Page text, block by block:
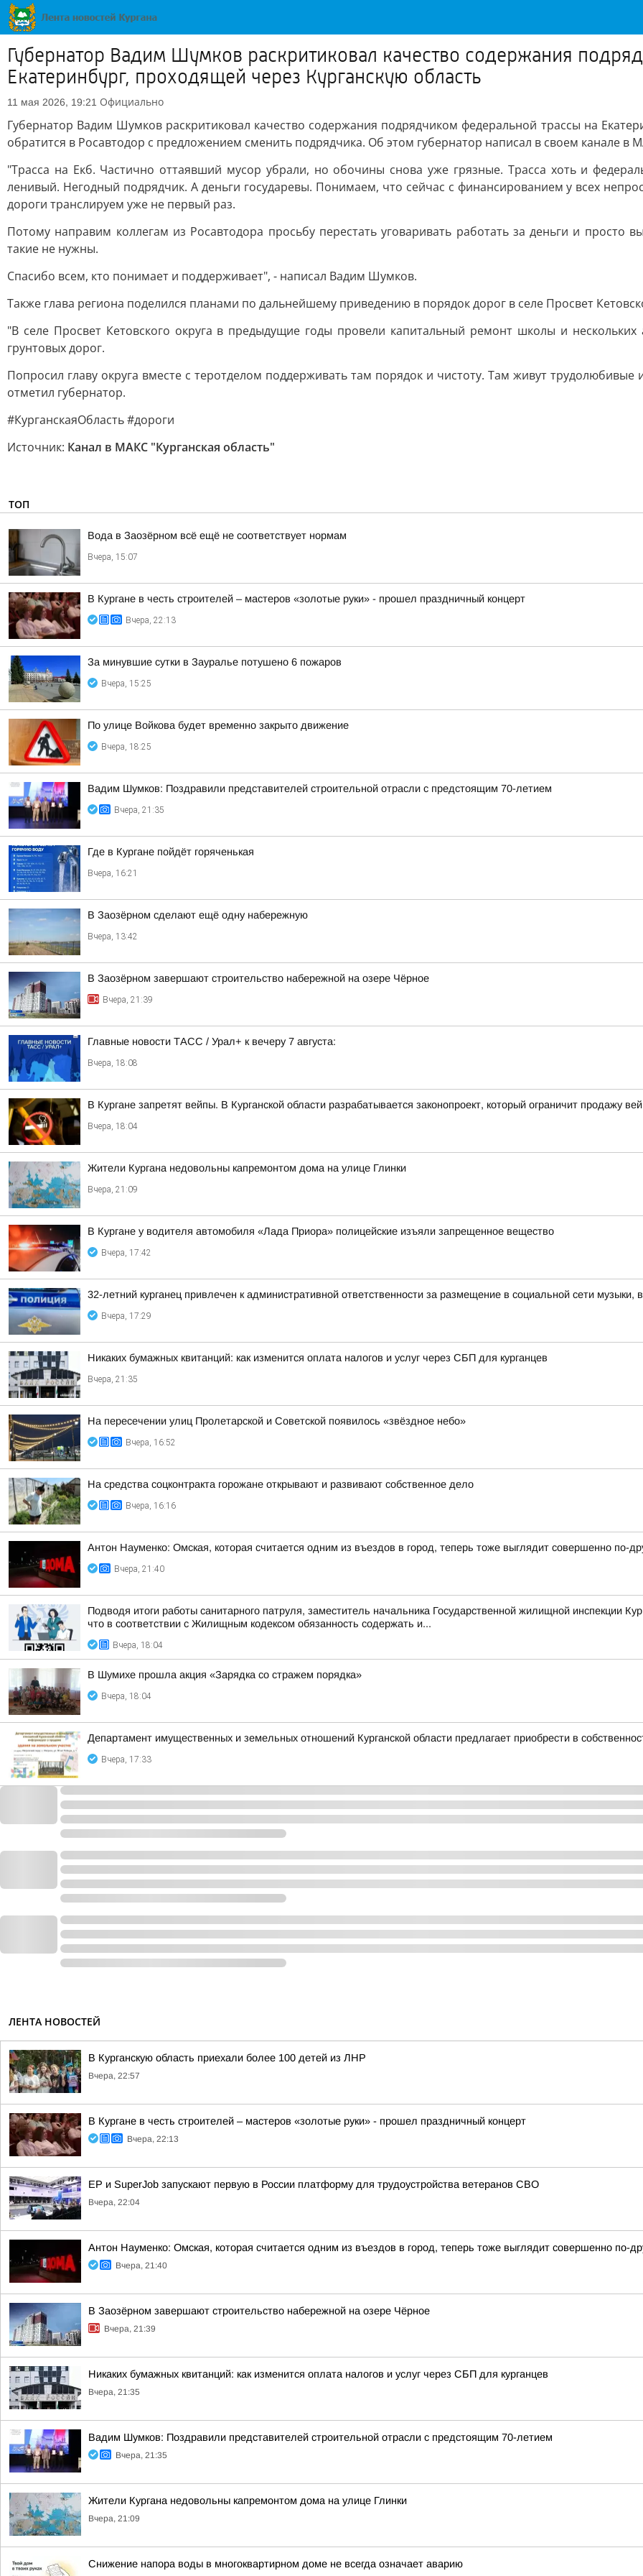
Губернатор Вадим Шумков раскритиковал качество содержания
Екатеринбург, проходящей через Курганскую область
11 мая 2026, 19:21 Официально
Губернатор Вадим Шумков раскритиковал качество содержания подрядчиком федеральной трассы на
обратится в Росавтодор с предложением сменить подрядчика. Об этом губернатор написал в своем канале в
"Трасса на Екб. Частично оттаявший мусор убрали, но обочины снова уже грязные. Трасса хоть и
ленивый. Негодный подрядчик. А деньги государевы. Понимаем, что сейчас с финансированием у всех
дороги транслируем уже не первый раз.
Потому направим коллегам из Росавтодора просьбу перестать уговаривать работать за деньги и просто
такие не нужны.
Спасибо всем, кто понимает и поддерживает", - написал Вадим Шумков.
Также глава региона поделился планами по дальнейшему приведению в порядок дорог в селе Просвет
"В селе Просвет Кетовского округа в предыдущие годы провели капитальный ремонт школы и
грунтовых дорог.
Попросил главу округа вместе с теротделом поддерживать там порядок и чистоту. Там живут
отметил губернатор.
#КурганскаяОбласть #дороги
Источник: Канал в МАКС "Курганская область"
ТОП
Вода в Заозёрном всё ещё не соответствует нормам
Вчера, 15:07
В Кургане в честь строителей – мастеров «золотые руки» - прошел праздничный концерт
Вчера, 22:13
За минувшие сутки в Зауралье потушено 6 пожаров
Вчера, 15:25
По улице Войкова будет временно закрыто движение
Вчера, 18:25
Вадим Шумков: Поздравили представителей строительной отрасли с предстоящим 70-летием
Вчера, 21:35
Где в Кургане пойдёт горяченькая
Вчера, 16:21
В Заозёрном сделают ещё одну набережную
Вчера, 13:42
В Заозёрном завершают строительство набережной на озере Чёрное
Вчера, 21:39
Главные новости ТАСС / Урал+ к вечеру 7 августа:
Вчера, 18:08
В Кургане запретят вейпы. В Курганской области разрабатывается законопроект, который ограничит продажу
Вчера, 18:04
Жители Кургана недовольны капремонтом дома на улице Глинки
Вчера, 21:09
В Кургане у водителя автомобиля «Лада Приора» полицейские изъяли запрещенное вещество
Вчера, 17:42
32-летний курганец привлечен к административной ответственности за размещение в социальной сети
Вчера, 17:29
Никаких бумажных квитанций: как изменится оплата налогов и услуг через СБП для курганцев
Вчера, 21:35
На пересечении улиц Пролетарской и Советской появилось «звёздное небо»
Вчера, 16:52
На средства соцконтракта горожане открывают и развивают собственное дело
Вчера, 16:16
Антон Науменко: Омская, которая считается одним из въездов в город, теперь тоже выглядит совершенно по-
Вчера, 21:40
Подводя итоги работы санитарного патруля, заместитель начальника Государственной жилищной инспекции
что в соответствии с Жилищным кодексом обязанность содержать и...
Вчера, 18:04
В Шумихе прошла акция «Зарядка со стражем порядка»
Вчера, 18:04
Департамент имущественных и земельных отношений Курганской области предлагает приобрести в
Вчера, 17:33
ЛЕНТА НОВОСТЕЙ
В Курганскую область приехали более 100 детей из ЛНР
Вчера, 22:57
В Кургане в честь строителей – мастеров «золотые руки» - прошел праздничный концерт
Вчера, 22:13
ЕР и SuperJob запускают первую в России платформу для трудоустройства ветеранов СВО
Вчера, 22:04
Антон Науменко: Омская, которая считается одним из въездов в город, теперь тоже выглядит совершенно по-
Вчера, 21:40
В Заозёрном завершают строительство набережной на озере Чёрное
Вчера, 21:39
Никаких бумажных квитанций: как изменится оплата налогов и услуг через СБП для курганцев
Вчера, 21:35
Вадим Шумков: Поздравили представителей строительной отрасли с предстоящим 70-летием
Вчера, 21:35
Жители Кургана недовольны капремонтом дома на улице Глинки
Вчера, 21:09
Снижение напора воды в многоквартирном доме не всегда означает аварию